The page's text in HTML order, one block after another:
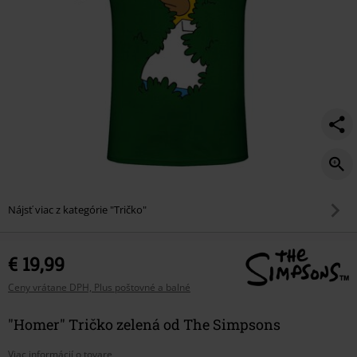
Nájsť viac z kategórie "Tričko"
€ 19,99
Ceny vrátane DPH, Plus poštovné a balné
"Homer" Tričko zelená od The Simpsons
Viac informácií o tovare